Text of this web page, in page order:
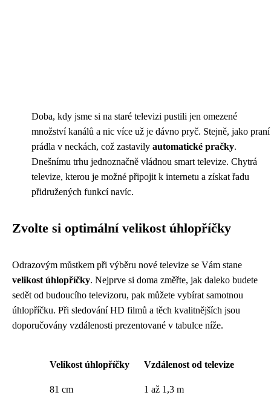
Doba, kdy jsme si na staré televizi pustili jen omezené
množství kanálů a nic více už je dávno pryč. Stejně, jako praní
prádla v neckách, což zastavily automatické pračky.
Dnešnímu trhu jednoznačně vládnou smart televize. Chytrá
televize, kterou je možné připojit k internetu a získat řadu
přidružených funkcí navíc.
Zvolte si optimální velikost úhlopříčky
Odrazovým můstkem při výběru nové televize se Vám stane
velikost úhlopříčky. Nejprve si doma změřte, jak daleko budete
sedět od budoucího televizoru, pak můžete vybírat samotnou
úhlopříčku. Při sledování HD filmů a těch kvalitnějších jsou
doporučovány vzdálenosti prezentované v tabulce níže.
Velikost úhlopříčky Vzdálenost od televize
81 cm 1 až 1,3 m